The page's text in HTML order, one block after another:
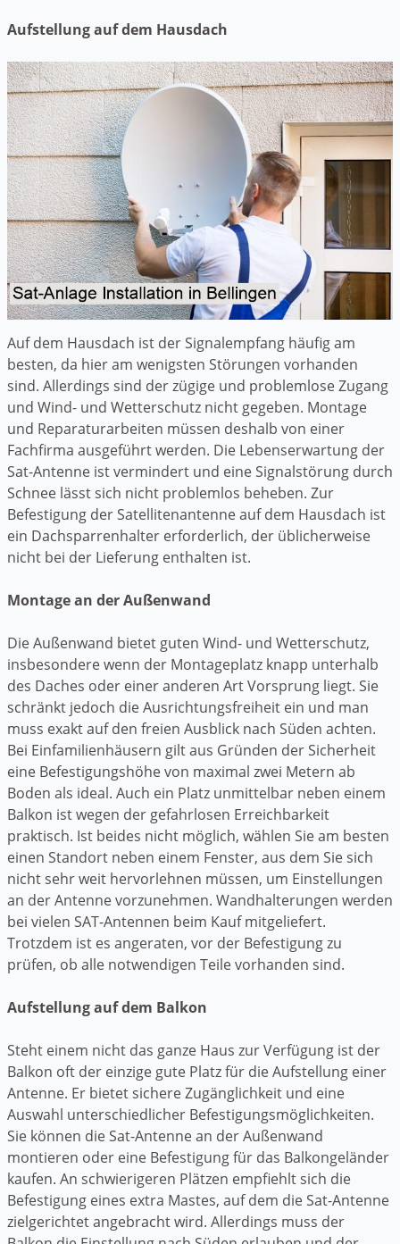
Aufstellung auf dem Hausdach
Auf dem Hausdach ist der Signalempfang häufig am
besten, da hier am wenigsten Störungen vorhanden
sind. Allerdings sind der zügige und problemlose Zugang
und Wind- und Wetterschutz nicht gegeben. Montage
und Reparaturarbeiten müssen deshalb von einer
Fachfirma ausgeführt werden. Die Lebenserwartung der
Sat-Antenne ist vermindert und eine Signalstörung durch
Schnee lässt sich nicht problemlos beheben. Zur
Befestigung der Satellitenantenne auf dem Hausdach ist
ein Dachsparrenhalter erforderlich, der üblicherweise
nicht bei der Lieferung enthalten ist.
Montage an der Außenwand
Die Außenwand bietet guten Wind- und Wetterschutz,
insbesondere wenn der Montageplatz knapp unterhalb
des Daches oder einer anderen Art Vorsprung liegt. Sie
schränkt jedoch die Ausrichtungsfreiheit ein und man
muss exakt auf den freien Ausblick nach Süden achten.
Bei Einfamilienhäusern gilt aus Gründen der Sicherheit
eine Befestigungshöhe von maximal zwei Metern ab
Boden als ideal. Auch ein Platz unmittelbar neben einem
Balkon ist wegen der gefahrlosen Erreichbarkeit
praktisch. Ist beides nicht möglich, wählen Sie am besten
einen Standort neben einem Fenster, aus dem Sie sich
nicht sehr weit hervorlehnen müssen, um Einstellungen
an der Antenne vorzunehmen. Wandhalterungen werden
bei vielen SAT-Antennen beim Kauf mitgeliefert.
Trotzdem ist es angeraten, vor der Befestigung zu
prüfen, ob alle notwendigen Teile vorhanden sind.
Aufstellung auf dem Balkon
Steht einem nicht das ganze Haus zur Verfügung ist der
Balkon oft der einzige gute Platz für die Aufstellung einer
Antenne. Er bietet sichere Zugänglichkeit und eine
Auswahl unterschiedlicher Befestigungsmöglichkeiten.
Sie können die Sat-Antenne an der Außenwand
montieren oder eine Befestigung für das Balkongeländer
kaufen. An schwierigeren Plätzen empfiehlt sich die
Befestigung eines extra Mastes, auf dem die Sat-Antenne
zielgerichtet angebracht wird. Allerdings muss der